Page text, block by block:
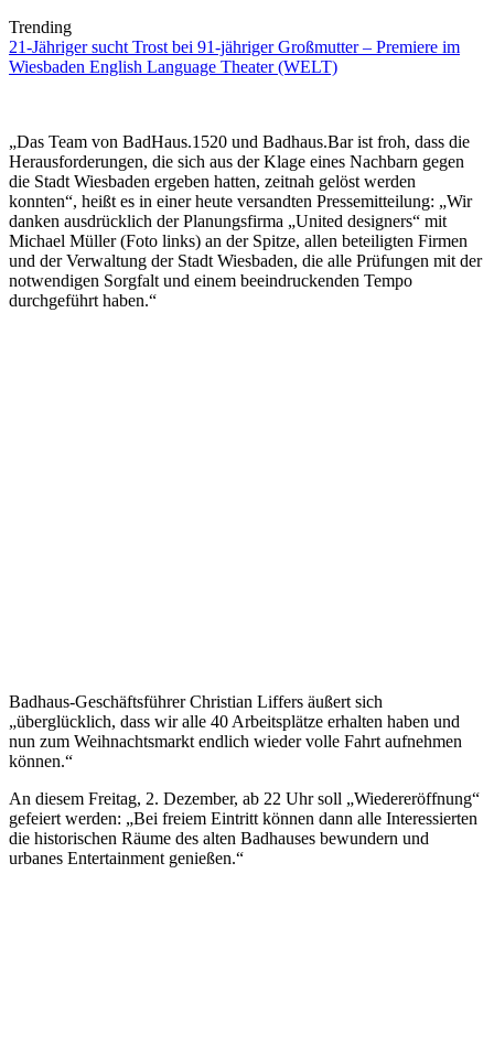
Trending
21-Jähriger sucht Trost bei 91-jähriger Großmutter – Premiere im
Wiesbaden English Language Theater (WELT)
„Das Team von BadHaus.1520 und Badhaus.Bar ist froh, dass die
Herausforderungen, die sich aus der Klage eines Nachbarn gegen
die Stadt Wiesbaden ergeben hatten, zeitnah gelöst werden
konnten“, heißt es in einer heute versandten Pressemitteilung: „Wir
danken ausdrücklich der Planungsfirma „United designers“ mit
Michael Müller (Foto links) an der Spitze, allen beteiligten Firmen
und der Verwaltung der Stadt Wiesbaden, die alle Prüfungen mit der
notwendigen Sorgfalt und einem beeindruckenden Tempo
durchgeführt haben.“
Badhaus-Geschäftsführer Christian Liffers äußert sich
„überglücklich, dass wir alle 40 Arbeitsplätze erhalten haben und
nun zum Weihnachtsmarkt endlich wieder volle Fahrt aufnehmen
können.“
An diesem Freitag, 2. Dezember, ab 22 Uhr soll „Wiedereröffnung“
gefeiert werden: „Bei freiem Eintritt können dann alle Interessierten
die historischen Räume des alten Badhauses bewundern und
urbanes Entertainment genießen.“